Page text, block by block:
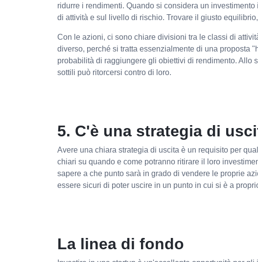
ridurre i rendimenti. Quando si considera un
di attività e sul livello di rischio. Trovare il giusto
Con le azioni, ci sono chiare divisioni tra le classi di
diverso, perché si tratta essenzialmente di una proposta
probabilità di raggiungere gli obiettivi di rendimento. Allo
sottili può ritorcersi contro di loro.
5. C'è una strategia di
Avere una chiara strategia di uscita è un requisito per
chiari su quando e come potranno ritirare il loro
sapere a che punto sarà in grado di vendere le proprie
essere sicuri di poter uscire in un punto in cui si è a
La linea di fondo